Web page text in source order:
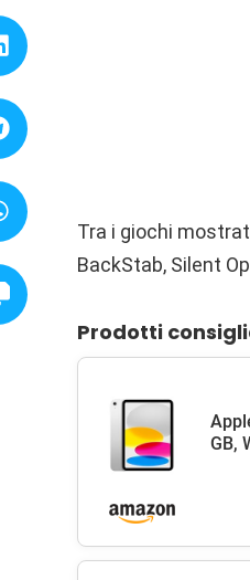
Tra i giochi
BackStab, Silent
Prodotti
GB,